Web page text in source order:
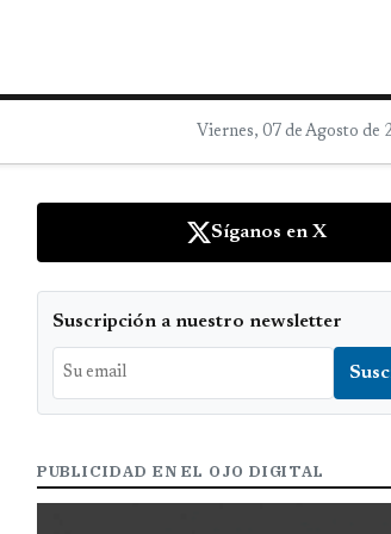
Viernes, 07 de Agosto de
Síganos en X
Suscripción a nuestro newsletter
PUBLICIDAD EN EL OJO DIGITAL